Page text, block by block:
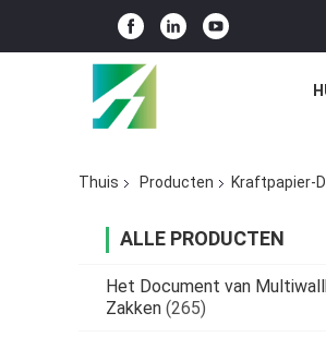
Thuis Producten Kraftpapier-
ALLE PRODUCTEN
Het Document van
Zakken (265)